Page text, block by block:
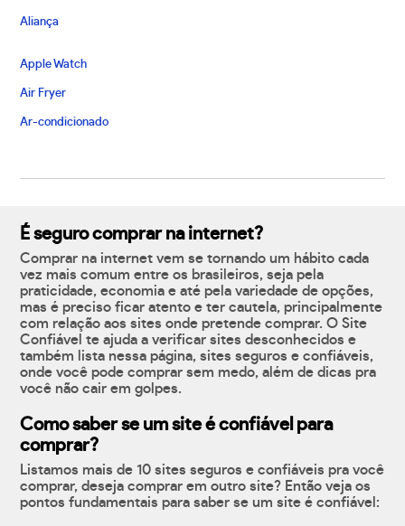
Aliança
Apple Watch
Air Fryer
Ar-condicionado
É seguro comprar na internet?
Comprar na internet vem se tornando um hábito cada
vez mais comum entre os brasileiros, seja pela
praticidade, economia e até pela variedade de opções,
mas é preciso ficar atento e ter cautela, principalmente
com relação aos sites onde pretende comprar. O Site
Confiável te ajuda a verificar sites desconhecidos e
também lista nessa página, sites seguros e confiáveis,
onde você pode comprar sem medo, além de dicas pra
você não cair em golpes.
Como saber se um site é confiável para
comprar?
Listamos mais de 10 sites seguros e confiáveis pra você
comprar, deseja comprar em outro site? Então veja os
pontos fundamentais para saber se um site é confiável: